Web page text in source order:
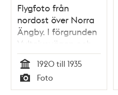
Flygfoto från
nordost över Norra
Ängby. I förgrunden
Vultejusvägen och
Norra Ängby
folkskola
Tid
1920 till 1935
Typ
Foto